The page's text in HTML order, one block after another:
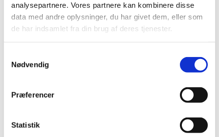
analysepartnere. Vores partnere kan kombinere disse
data med andre oplysninger, du har givet dem, eller som
de har indsamlet fra din brug af deres tjenester.
Nødvendig
Præferencer
Statistik
DKK 35,00
DKK 28,00 ekskl. moms
Køb nu